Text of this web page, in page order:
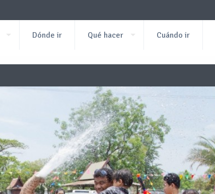
Dónde ir Qué hacer Cuándo ir